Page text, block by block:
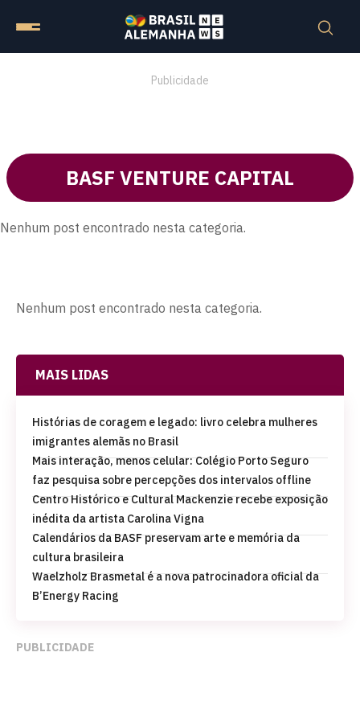
Publicidade
BASF VENTURE CAPITAL
Nenhum post encontrado nesta categoria.
Nenhum post encontrado nesta categoria.
MAIS LIDAS
Histórias de coragem e legado: livro celebra mulheres
imigrantes alemãs no Brasil
Mais interação, menos celular: Colégio Porto Seguro
faz pesquisa sobre percepções dos intervalos offline
Centro Histórico e Cultural Mackenzie recebe exposição
inédita da artista Carolina Vigna
Calendários da BASF preservam arte e memória da
cultura brasileira
Waelzholz Brasmetal é a nova patrocinadora oficial da
B’Energy Racing
PUBLICIDADE